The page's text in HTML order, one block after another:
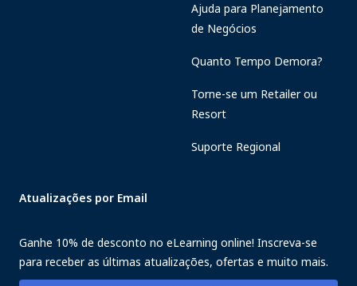
Ajuda para Planejamento
de Negócios
Quanto Tempo Demora?
Torne-se um Retailer ou
Resort
Suporte Regional
Atualizações por Email
Ganhe 10% de desconto no eLearning online! Inscreva-se
para receber as últimas atualizações, ofertas e muito mais.